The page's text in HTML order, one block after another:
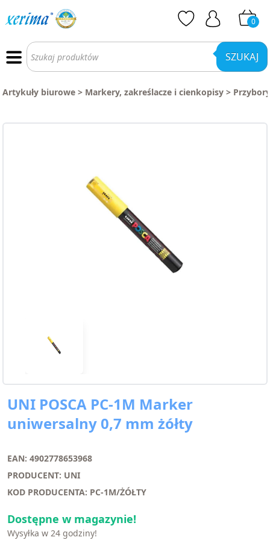
0
Wyszukiwarka
produktów SZUKAJ
Artykuły biurowe > Markery, zakreślacze i cienkopisy >
UNI POSCA PC-1M Marker
uniwersalny 0,7 mm żółty
EAN: 4902778653968
PRODUCENT: UNI
KOD PRODUCENTA: PC-1M/ŻÓŁTY
Dostępne w magazynie!
Wysyłka w 24 godziny!